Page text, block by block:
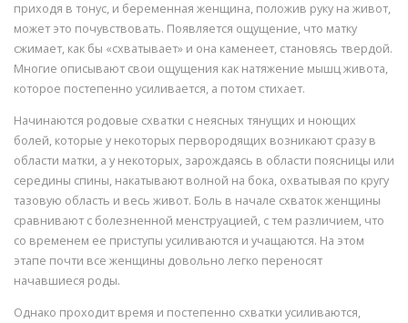
приходя в тонус, и беременная женщина, положив руку на живот,
может это почувствовать. Появляется ощущение, что матку
сжимает, как бы «схватывает» и она каменеет, становясь твердой.
Многие описывают свои ощущения как натяжение мышц живота,
которое постепенно усиливается, а потом стихает.
Начинаются родовые схватки с неясных тянущих и ноющих
болей, которые у некоторых первородящих возникают сразу в
области матки, а у некоторых, зарождаясь в области поясницы или
середины спины, накатывают волной на бока, охватывая по кругу
тазовую область и весь живот. Боль в начале схваток женщины
сравнивают с болезненной менструацией, с тем различием, что
со временем ее приступы усиливаются и учащаются. На этом
этапе почти все женщины довольно легко переносят
начавшиеся роды.
Однако проходит время и постепенно схватки усиливаются,